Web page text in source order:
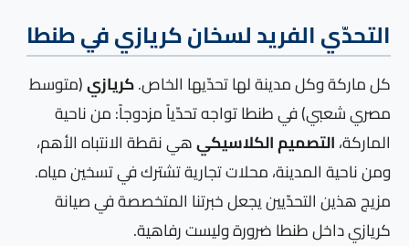
التحدّي الفريد لسخان كريازي في طنطا
كل ماركة وكل مدينة لها تحدّيها الخاص.كريازي(متوسط
مصري شعبي) في طنطا تواجه تحدّياً مزدوجاً: من ناحية
الماركة،التصميم الكلاسيكيهي نقطة الانتباه الأهم،
ومن ناحية المدينة، محلات تجارية تشترك في تسخين مياه.
مزيج هذين التحدّيين يجعل خبرتنا المتخصصة في صيانة
كريازي داخل طنطا ضرورة وليست رفاهية.